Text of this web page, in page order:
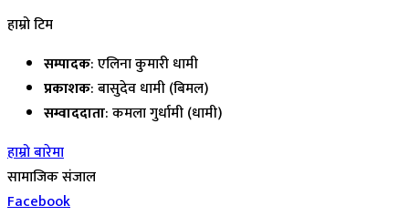
हाम्रो टिम
सम्पादक: एलिना कुमारी धामी
प्रकाशक: बासुदेव धामी (बिमल)
सम्वाददाता: कमला गुर्धामी (धामी)
हाम्रो बारेमा
सामाजिक संजाल
Facebook